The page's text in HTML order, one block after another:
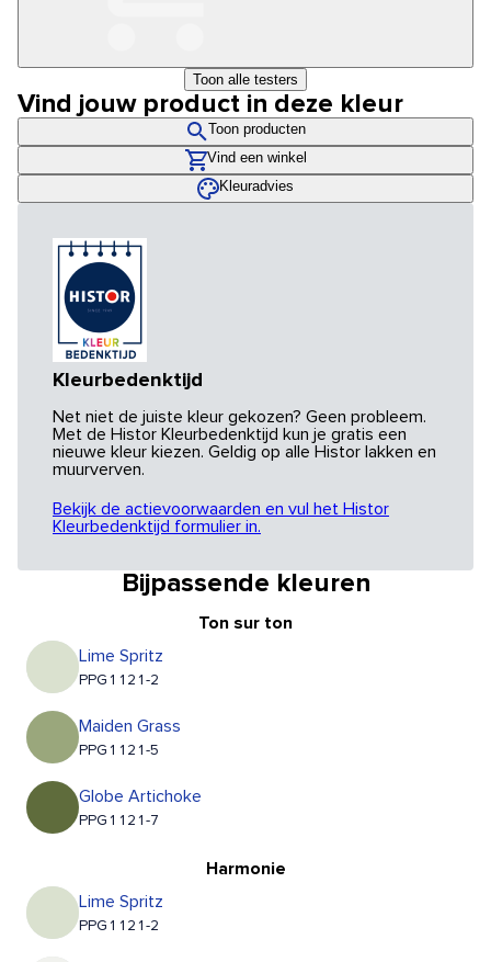
Toon alle testers
Vind jouw product in deze kleur
Toon producten
Vind een winkel
Kleuradvies
Kleurbedenktijd
Net niet de juiste kleur gekozen? Geen probleem.
Met de Histor Kleurbedenktijd kun je gratis een
nieuwe kleur kiezen. Geldig op alle Histor lakken en
muurverven.
Bekijk de actievoorwaarden en vul het Histor
Kleurbedenktijd formulier in.
Bijpassende kleuren
Ton sur ton
Lime Spritz
PPG1121-2
Maiden Grass
PPG1121-5
Globe Artichoke
PPG1121-7
Harmonie
Lime Spritz
PPG1121-2